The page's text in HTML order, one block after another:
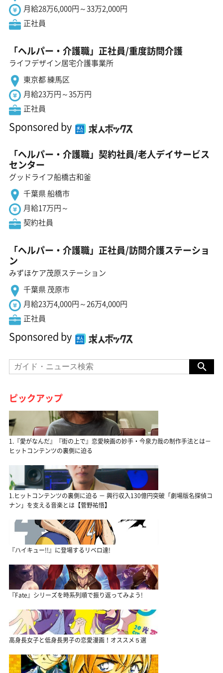
月給28万6,000円～33万2,000円
正社員
「ヘルパー・介護職」正社員/重度訪問介護
ライフデザイン居宅介護事業所
東京都 練馬区
月給23万円～35万円
正社員
Sponsored by
「ヘルパー・介護職」契約社員/老人デイサービス
センター
グッドライフ船橋古和釜
千葉県 船橋市
月給17万円～
契約社員
「ヘルパー・介護職」正社員/訪問介護ステーショ
ン
みずほケア茂原ステーション
千葉県 茂原市
月給23万4,000円～26万4,000円
正社員
Sponsored by
ピックアップ
1.『愛がなんだ』『街の上で』恋愛映画の妙手・今泉力哉の制作手法とは－
ヒットコンテンツの裏側に迫る
1.ヒットコンテンツの裏側に迫る － 興行収入130億円突破「劇場版名探偵コ
ナン」を支える音楽とは【菅野祐悟】
『ハイキュー!!』に登場するリベロ達!
『Fate』シリーズを時系列順で振り返ってみよう!
高身長女子と低身長男子の恋愛漫画！オススメ５選